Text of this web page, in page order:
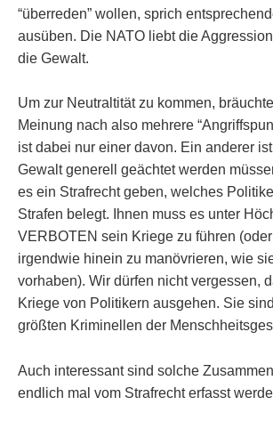
“überreden” wollen, sprich
ausüben. Die NATO liebt die
die Gewalt.
Um zur Neutraltität zu kommen,
Meinung nach also mehrere
ist dabei nur einer davon. Ein anderer
Gewalt generell geächtet werden
es ein Strafrecht geben, welches
Strafen belegt. Ihnen muss es unter
VERBOTEN sein Kriege zu führen
irgendwie hinein zu manövrieren, wie
vorhaben). Wir dürfen nicht vergessen,
Kriege von Politikern ausgehen. Sie
größten Kriminellen der
Auch interessant sind solche
endlich mal vom Strafrecht erfasst